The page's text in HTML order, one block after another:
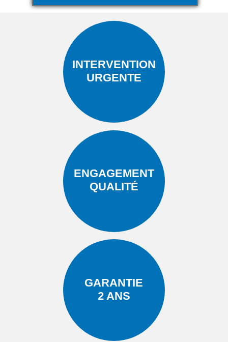
INTERVENTION
URGENTE
ENGAGEMENT
QUALITÉ
GARANTIE
2 ANS